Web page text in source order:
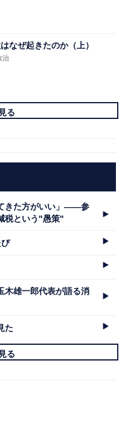
なぜ起きたのか（上）
治
る
きた方がいい」――参
税という"愚策"
木雄一郎代表が語る消
た
る